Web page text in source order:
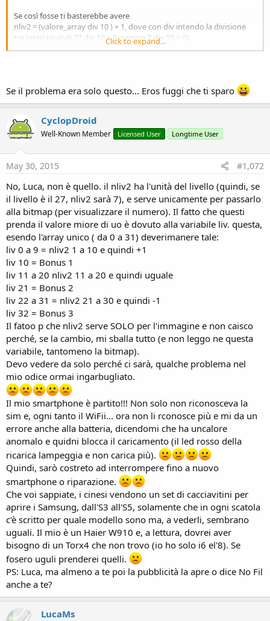
Se così fosse ti basterebbe avere
nliv2 = (valore_array div 10 ) + 1, dove con div intendo la divisione
tra interi (quindi 27 div 10 = 2 mentre 7 div 10 = 0).
Click to expand...
Se il problema era solo questo... Eros fuggi che ti sparo
CyclopDroid
Well-Known Member Licensed User Longtime User
May 30, 2015 #1,072
No, Luca, non è quello. il nliv2 ha l'unità del livello (quindi, se
il livello è il 27, nliv2 sarà 7), e serve unicamente per passarlo
alla bitmap (per visualizzare il numero). Il fatto che questi
prenda il valore miore di uo è dovuto alla variabile liv. questa,
esendo l'array unico ( da 0 a 31) deverimanere tale:
liv 0 a 9 = nliv2 1 a 10 e quindi +1
liv 10 = Bonus 1
liv 11 a 20 nliv2 11 a 20 e quindi uguale
liv 21 = Bonus 2
liv 22 a 31 = nliv2 21 a 30 e quindi -1
liv 32 = Bonus 3
Il fatoo p che nliv2 serve SOLO per l'immagine e non caisco
perché, se la cambio, mi sballa tutto (e non leggo ne questa
variabile, tantomeno la bitmap).
Devo vedere da solo perché ci sarà, qualche problema nel
mio odice ormai ingarbugliato.
Il mio smartphone è partito!!! Non solo non riconosceva la
sim e, ogni tanto il WiFii... ora non li rconosce più e mi da un
errore anche alla batteria, dicendomi che ha uncalore
anomalo e quidni blocca il caricamento (il led rosso della
ricarica lampeggia e non carica più).
Quindi, sarò costreto ad interrompere fino a nuovo
smartphone o riparazione.
Che voi sappiate, i cinesi vendono un set di cacciavitini per
aprire i Samsung, dall'S3 all'S5, solamente che in ogni scatola
c'è scritto per quale modello sono ma, a vederli, sembrano
uguali. Il mio è un Haier W910 e, a lettura, dovrei aver
bisogno di un Torx4 che non trovo (io ho solo i6 el'8). Se
fosero uguli prenderei quelli.
PS: Luca, ma almeno a te poi la pubblicità la apre o dice No Fil
anche a te?
LucaMs